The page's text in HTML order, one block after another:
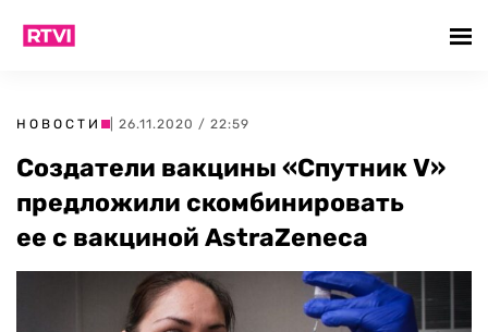
НОВОСТИ | 26.11.2020 / 22:59
Создатели вакцины «Спутник V»
предложили скомбинировать
ее с вакциной AstraZeneca